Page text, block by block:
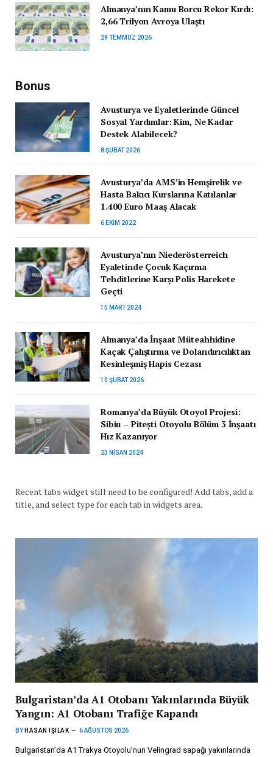
Almanya’nın Kamu Borcu Rekor Kırdı:
2,66 Trilyon Avroya Ulaştı
29 TEMMUZ 2026
Bonus
Avusturya ve Eyaletlerinde Güncel
Sosyal Yardımlar: Kim, Ne Kadar
Destek Alabilecek?
8 ŞUBAT 2026
Avusturya’da AMS’in Hemşirelik ve
Hasta Bakıcı Kurslarına Katılanlar
1.400 Euro Maaş Alacak
6 EKIM 2022
Avusturya’nın Niederösterreich
Eyaletinde Çocuk Kaçırma
Tehditlerine Karşı Polis Harekete
Geçti
15 MART 2024
Almanya’da İnşaat Müteahhidine
Kaçak Çalıştırma ve Dolandırıcılıktan
Kesinleşmiş Hapis Cezası
10 ŞUBAT 2026
Romanya’da Büyük Otoyol Projesi:
Sibiu – Pitești Otoyolu Bölüm 3 İnşaatı
Hız Kazanıyor
23 NISAN 2024
Recent tabs widget still need to be configured! Add tabs, add a
title, and select type for each tab in widgets area.
Bulgaristan’da A1 Otobanı Yakınlarında Büyük
Yangın: A1 Otobanı Trafiğe Kapandı
BY HASAN IŞILAK 6 AĞUSTOS 2026
Bulgaristan’da A1 Trakya Otoyolu’nun Velingrad sapağı yakınlarında